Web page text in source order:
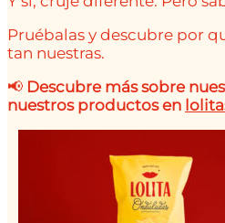
Pruébalas y descubre por
tan nuestras.
📢 Descubre más sobre
nuestros productos en